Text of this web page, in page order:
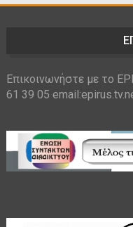
Επικοινωνήστε με το
61 39 05